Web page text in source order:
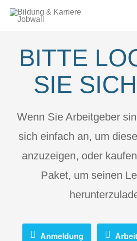
BITTE
SIE
Wenn Sie Arbeitgeber
sich einfach an, um
anzuzeigen, oder
Paket, um seinen
Anmeldung